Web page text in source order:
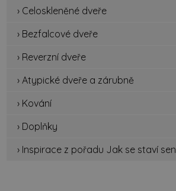
› Celoskleněné dveře
› Bezfalcové dveře
› Reverzní dveře
› Atypické dveře a zárubně
› Kování
› Doplňky
› Inspirace z pořadu Jak se staví sen